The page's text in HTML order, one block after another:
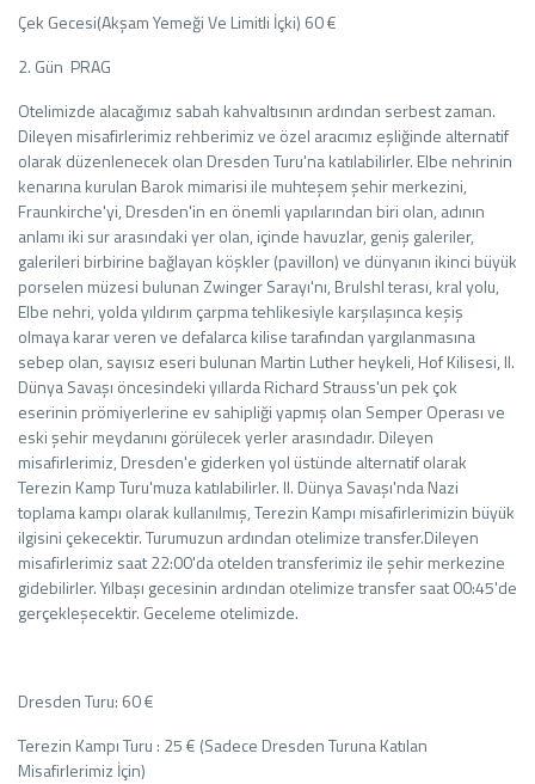
Çek Gecesi(Akşam Yemeği Ve Limitli İçki) 60 €
2. Gün PRAG
Otelimizde alacağımız sabah kahvaltısının ardından serbest zaman.
Dileyen misafirlerimiz rehberimiz ve özel aracımız eşliğinde alternatif
olarak düzenlenecek olan Dresden Turu'na katılabilirler. Elbe nehrinin
kenarına kurulan Barok mimarisi ile muhteşem şehir merkezini,
Fraunkirche'yi, Dresden'in en önemli yapılarından biri olan, adının
anlamı iki sur arasındaki yer olan, içinde havuzlar, geniş galeriler,
galerileri birbirine bağlayan köşkler (pavillon) ve dünyanın ikinci büyük
porselen müzesi bulunan Zwinger Sarayı'nı, Brulshl terası, kral yolu,
Elbe nehri, yolda yıldırım çarpma tehlikesiyle karşılaşınca keşiş
olmaya karar veren ve defalarca kilise tarafından yargılanmasına
sebep olan, sayısız eseri bulunan Martin Luther heykeli, Hof Kilisesi, II.
Dünya Savaşı öncesindeki yıllarda Richard Strauss'un pek çok
eserinin prömiyerlerine ev sahipliği yapmış olan Semper Operası ve
eski şehir meydanını görülecek yerler arasındadır. Dileyen
misafirlerimiz, Dresden'e giderken yol üstünde alternatif olarak
Terezin Kamp Turu'muza katılabilirler. II. Dünya Savaşı'nda Nazi
toplama kampı olarak kullanılmış, Terezin Kampı misafirlerimizin büyük
ilgisini çekecektir. Turumuzun ardından otelimize transfer.Dileyen
misafirlerimiz saat 22:00'da otelden transferimiz ile şehir merkezine
gidebilirler. Yılbaşı gecesinin ardından otelimize transfer saat 00:45'de
gerçekleşecektir. Geceleme otelimizde.
Dresden Turu: 60 €
Terezin Kampı Turu : 25 € (Sadece Dresden Turuna Katılan
Misafirlerimiz İçin)